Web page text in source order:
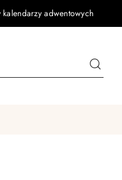
adwentowych